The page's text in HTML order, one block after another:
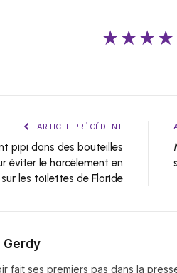
ARTICLE PRÉCÉDENT
pipi dans des bouteilles
éviter le harcèlement en
les toilettes de Floride
Gerdy
fait ses premiers pas dans la